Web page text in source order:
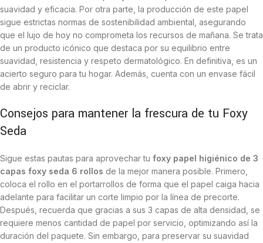
suavidad y eficacia. Por otra parte, la producción de este papel
sigue estrictas normas de sostenibilidad ambiental, asegurando
que el lujo de hoy no comprometa los recursos de mañana. Se trata
de un producto icónico que destaca por su equilibrio entre
suavidad, resistencia y respeto dermatológico. En definitiva, es un
acierto seguro para tu hogar. Además, cuenta con un envase fácil
de abrir y reciclar.
Consejos para mantener la frescura de tu Foxy
Seda
Sigue estas pautas para aprovechar tu foxy papel higiénico de 3
capas foxy seda 6 rollos de la mejor manera posible. Primero,
coloca el rollo en el portarrollos de forma que el papel caiga hacia
adelante para facilitar un corte limpio por la línea de precorte.
Después, recuerda que gracias a sus 3 capas de alta densidad, se
requiere menos cantidad de papel por servicio, optimizando así la
duración del paquete. Sin embargo, para preservar su suavidad